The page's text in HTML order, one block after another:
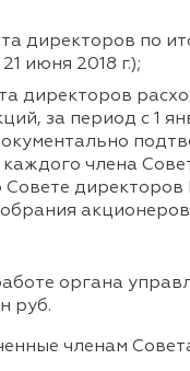
директоров по
июня 2018 г.);
директоров
за период с 1
члена
Совете
органа
руб.
членам